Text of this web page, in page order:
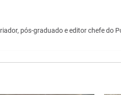
pós-graduado e editor chefe do